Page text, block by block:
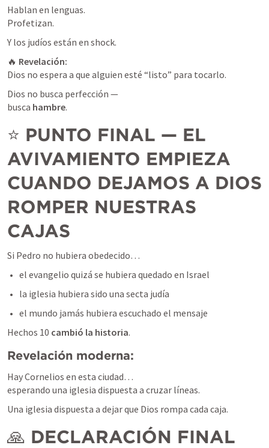
Hablan en lenguas.
Profetizan.
Y los judíos están en shock.
🔥 Revelación:
Dios no espera a que alguien esté “listo” para tocarlo.
Dios no busca perfección —
busca hambre.
⭐ PUNTO FINAL — EL
AVIVAMIENTO EMPIEZA
CUANDO DEJAMOS A DIOS
ROMPER NUESTRAS
CAJAS
Si Pedro no hubiera obedecido…
el evangelio quizá se hubiera quedado en Israel
la iglesia hubiera sido una secta judía
el mundo jamás hubiera escuchado el mensaje
Hechos 10 cambió la historia.
Revelación moderna:
Hay Cornelios en esta ciudad…
esperando una iglesia dispuesta a cruzar líneas.
Una iglesia dispuesta a dejar que Dios rompa cada caja.
🙏 DECLARACIÓN FINAL